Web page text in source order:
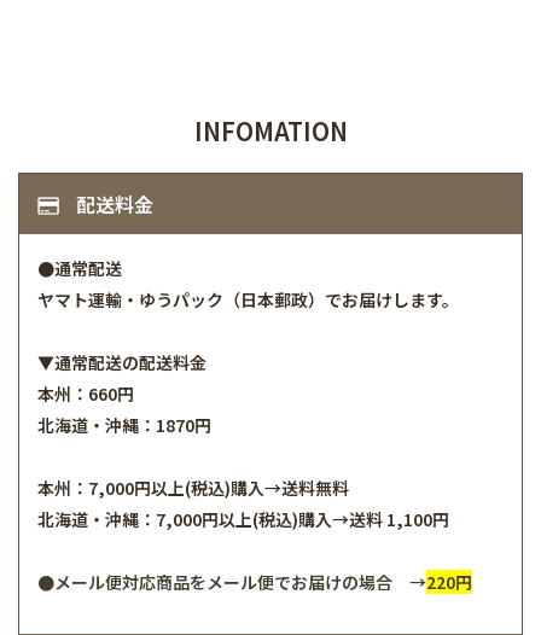
INFOMATION
配送料金
●通常配送
ヤマト運輸・ゆうパック（日本郵政）でお届けします。
▼通常配送の配送料金
本州：660円
北海道・沖縄：1870円
本州：7,000円以上(税込)購入→送料無料
北海道・沖縄：7,000円以上(税込)購入→送料 1,100円
●メール便対応商品をメール便でお届けの場合 →220円